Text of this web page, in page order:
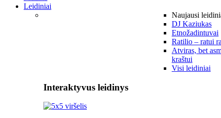
Leidiniai
Naujausi
DJ Kaziukas
Etnožadintuvai
Ratilio – ratui
Atviras, bet
kraštui
Visi leidiniai
Interaktyvus leidinys